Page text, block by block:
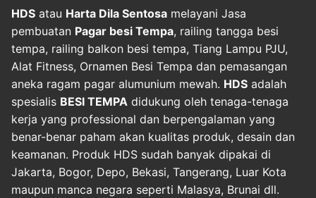
HDS atau Harta Dila Sentosa melayani Jasa
pembuatan Pagar besi Tempa, railing tangga besi
tempa, railing balkon besi tempa, Tiang Lampu PJU,
Alat Fitness, Ornamen Besi Tempa dan pemasangan
aneka ragam pagar alumunium mewah. HDS adalah
spesialis BESI TEMPA didukung oleh tenaga-tenaga
kerja yang professional dan berpengalaman yang
benar-benar paham akan kualitas produk, desain dan
keamanan. Produk HDS sudah banyak dipakai di
Jakarta, Bogor, Depo, Bekasi, Tangerang, Luar Kota
maupun manca negara seperti Malasya, Brunai dll.